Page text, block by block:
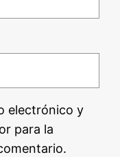
electrónico y
para la